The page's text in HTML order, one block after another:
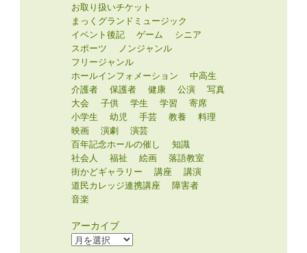
お取り扱いチケット
まっくグランドミュージック
イベント後記
ゲーム
シニア
スポーツ
ノンジャンル
フリージャンル
ホールインフォメーション
中高生
介護者
保護者 健康 公演
写真
大会
子供 学生 学習
寄席
小学生
幼児 手芸 教養
料理
映画
演劇
演芸
百年記念ホールの催し
知識
社会人
福祉 絵画
落語教室
街かどギャラリー
講座
講演
道民カレッジ連携講座
障害者
音楽
アーカイブ
ア